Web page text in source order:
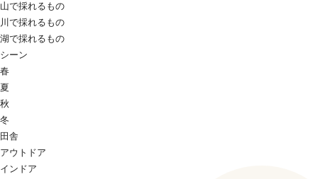
山で採れるもの
川で採れるもの
湖で採れるもの
シーン
春
夏
秋
冬
田舎
アウトドア
インドア